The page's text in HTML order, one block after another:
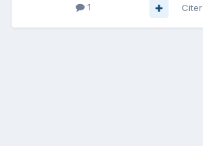
1 Citer